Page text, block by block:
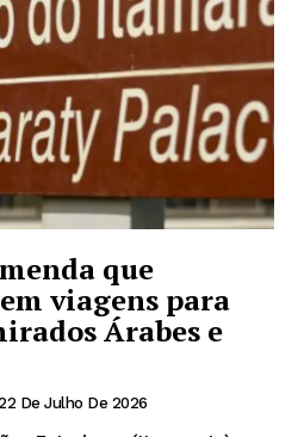
que
viagens para
Árabes e
De Julho De 2026